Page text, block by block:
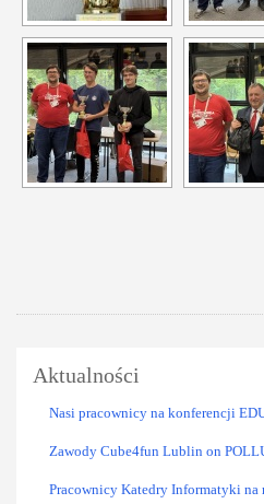
Aktualności
Nasi pracownicy na konferencji
Zawody Cube4fun Lublin on
Pracownicy Katedry Informatyki